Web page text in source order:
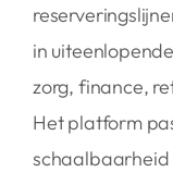
in
zorg, finance,
Het platform
schaalbaarheid